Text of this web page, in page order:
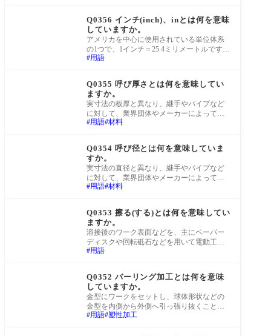
Q0356 インチ(inch)、inとは何を意味
していますか。
アメリカを中心に使用されている単位体系
の1つで、1インチ＝25.4ミリメートルです。
ミリメートルが採用されている図面の図中
用語
Q0355 呼び厚さとは何を意味してい
ますか。
実寸法の板厚と異なり、継手やパイプなど
に対して、業界団体やメーカーによって定
められている「便宜上使用される板厚の呼
用語 材料
Q0354 呼び径とは何を意味していま
すか。
実寸法の直径と異なり、継手やパイプなど
に対して、業界団体やメーカーによって定
められている「便宜上使用される直径の呼
用語 材料
Q0353 擦る(する)とは何を意味してい
ますか。
溶接後のワーク表面などを、主にペーパー
ディスクや回転砥石などを用いて電動工具
でワークを削ったり磨いたりすることで表
用語
Q0352 バーリング加工とは何を意味
していますか。
金型にワークをセットし、球体形状などの
金型を内側から外側へ引っ張り抜くことで
ワークを成形する加工方法です。
用語 塑性加工